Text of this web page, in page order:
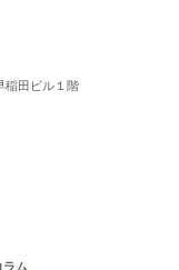
田ビル１階
ラム